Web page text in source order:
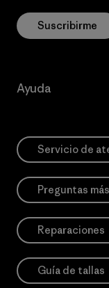
Suscribirme
Ayuda
Servicio de
Preguntas
Reparaciones
Guía de tallas